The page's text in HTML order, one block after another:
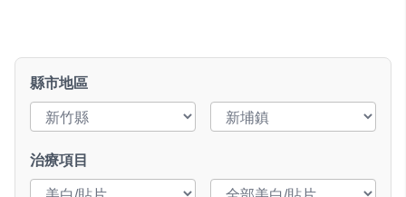
縣市地區
治療項目